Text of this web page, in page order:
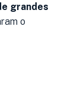
grandes
o